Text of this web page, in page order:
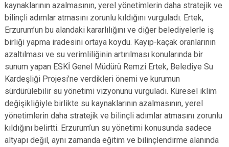
kaynaklarının azalmasının, yerel yönetimlerin daha stratejik ve
bilinçli adımlar atmasını zorunlu kıldığını vurguladı. Ertek,
Erzurum’un bu alandaki kararlılığını ve diğer belediyelerle iş
birliği yapma iradesini ortaya koydu. Kayıp-kaçak oranlarının
azaltılması ve su verimliliğinin artırılması konularında bir
sunum yapan ESKİ Genel Müdürü Remzi Ertek, Belediye Su
Kardeşliği Projesi’ne verdikleri önemi ve kurumun
sürdürülebilir su yönetimi vizyonunu vurguladı. Küresel iklim
değişikliğiyle birlikte su kaynaklarının azalmasının, yerel
yönetimlerin daha stratejik ve bilinçli adımlar atmasını zorunlu
kıldığını belirtti. Erzurum’un su yönetimi konusunda sadece
altyapı değil, aynı zamanda eğitim ve bilinçlendirme alanında